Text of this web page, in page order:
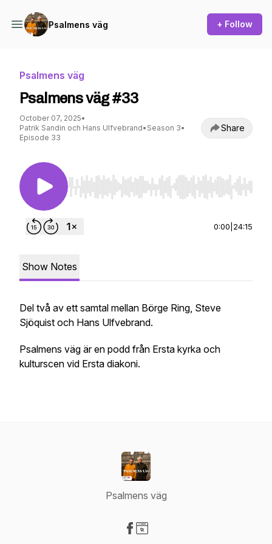
Psalmens väg + Follow
Psalmens väg
Psalmens väg #33
October 07, 2025•
Patrik Sandin och Hans Ulfvebrand• Season 3•
Episode 33
Share
Use Left/Right to seek, Home/End to jump to
0:00 24:15
Show Notes
Del två av ett samtal mellan Börge Ring, Steve
Sjöquist och Hans Ulfvebrand.
Psalmens väg är en podd från Ersta kyrka och
kulturscen vid Ersta diakoni.
Psalmens väg